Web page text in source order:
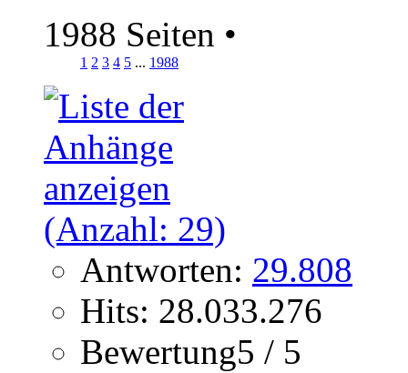
1988 Seiten •
1 2 3 4 5 ... 1988
Antworten: 29.808
Hits: 28.033.276
Bewertung5 / 5